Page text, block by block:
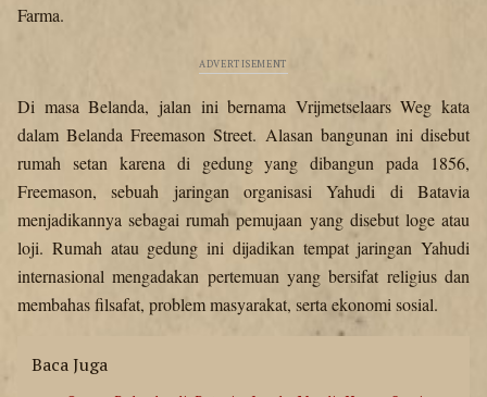
Farma.
Di masa Belanda, jalan ini bernama Vrijmetselaars Weg kata
dalam Belanda FreemasonStreet. Alasan bangunan ini disebut
rumah setan karena di gedung yang dibangun pada 1856,
Freemason, sebuah jaringan organisasi Yahudi di Batavia
menjadikannya sebagai rumah pemujaan yang disebut loge atau
loji. Rumah atau gedung ini dijadikan tempat jaringan Yahudi
internasional mengadakan pertemuan yang bersifat religius dan
membahas filsafat, problem masyarakat, serta ekonomi sosial.
Baca Juga